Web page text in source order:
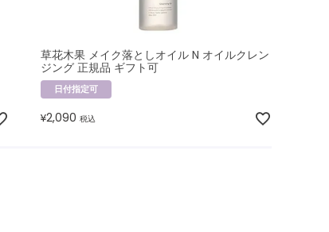
草花木果 メイク落としオイル N オイルクレン
ジング 正規品 ギフト可
日付指定可
¥2,090 税込